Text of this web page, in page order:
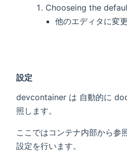
Chooseing the
他のエディタに変
設定
devcontainer は 自動的に
照します。
ここではコンテナ内部から参
設定を行います。